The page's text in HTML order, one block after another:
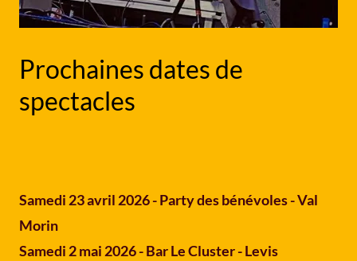
Prochaines dates de
spectacles
Samedi 23 avril 2026 - Party des bénévoles - Val
Morin
Samedi 2 mai 2026 - Bar Le Cluster - Levis